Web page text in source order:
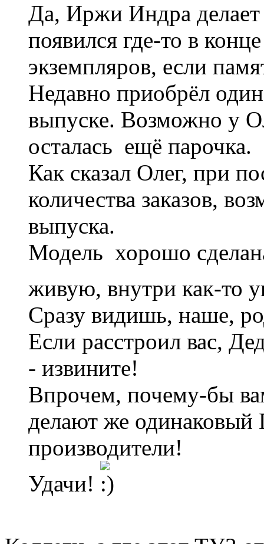
Да, Иржи Индра
появился где-то в
экземпляров, если
Недавно приобрёл
выпуске. Возможно у
осталась ещё парочка.
Как сказал Олег, при
количества заказов,
выпуска.
Модель хорошо
живую, внутри как-то
Сразу видишь, наше,
Если расстроил вас,
- извините!
Впрочем, почему-бы
делают же одинаковый
производители!
Удачи!